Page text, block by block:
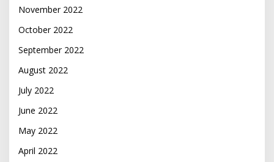
November 2022
October 2022
September 2022
August 2022
July 2022
June 2022
May 2022
April 2022